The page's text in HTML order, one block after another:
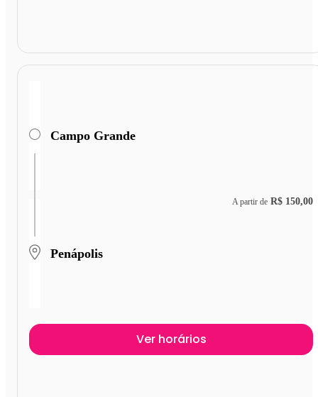
Campo Grande
Penápolis
A partir de R$ 150,00
Ver horários